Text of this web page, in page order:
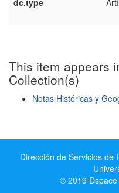
dc.type
This item appears
Collection(s)
Notas Históricas y
Dirección de Servicios de
© 2019